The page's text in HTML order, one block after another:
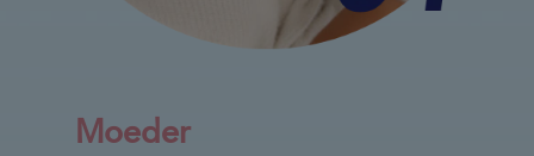
Moeder